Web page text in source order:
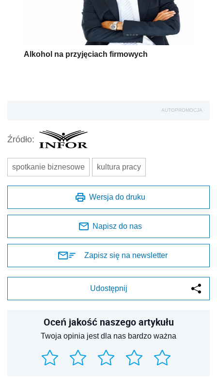
Alkohol na przyjęciach firmowych
AUTOPROMOCJA
Źródło:
spotkanie biznesowe kultura pracy
Wersja do druku
Napisz do nas
Zapisz się na newsletter
Udostępnij
Oceń jakość naszego artykułu
Twoja opinia jest dla nas bardzo ważna